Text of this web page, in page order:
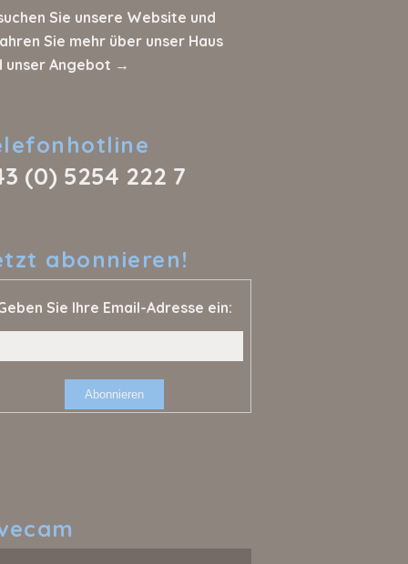
Sie unsere Website und
Sie mehr über unser Haus
unser Angebot →
(0) 5254 222 7
abonnieren!
Sie Ihre Email-Adresse ein: